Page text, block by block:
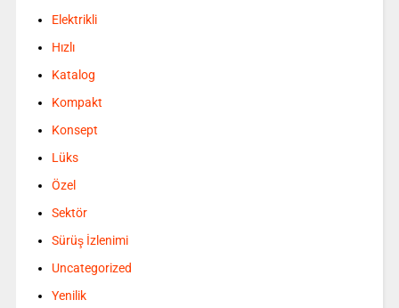
Elektrikli
Hızlı
Katalog
Kompakt
Konsept
Lüks
Özel
Sektör
Sürüş İzlenimi
Uncategorized
Yenilik